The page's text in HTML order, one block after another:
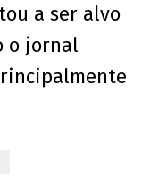
a ser alvo
o jornal